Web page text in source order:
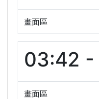
畫面區
03:42
畫面區